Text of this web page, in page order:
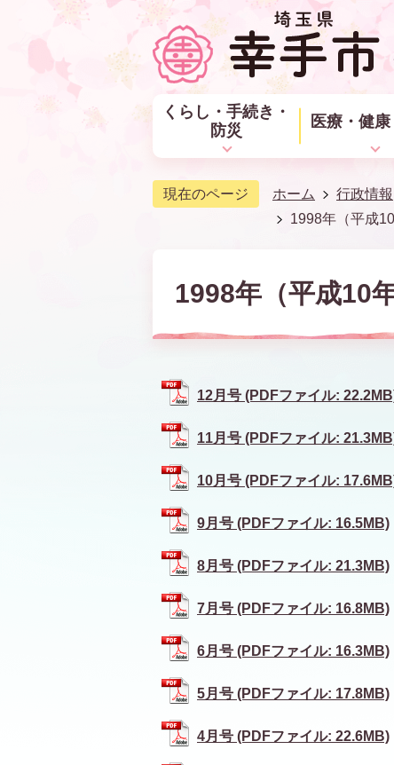
くらし・手続き・
防災
医療・健
現在のページ ホーム 行政情報
1998年（平成10
1998年（平成10年
12月号 (PDFファイル:
11月号 (PDFファイル:
10月号 (PDFファイル:
9月号 (PDFファイル: 16.5MB)
8月号 (PDFファイル: 21.3MB)
7月号 (PDFファイル: 16.8MB)
6月号 (PDFファイル: 16.3MB)
5月号 (PDFファイル: 17.8MB)
4月号 (PDFファイル: 22.6MB)